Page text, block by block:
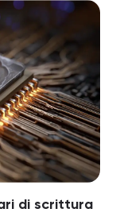
di scrittura